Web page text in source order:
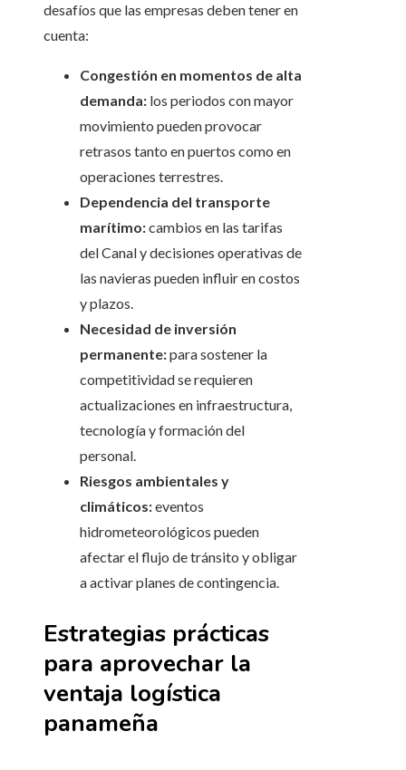
desafíos que las empresas deben tener en
cuenta:
Congestión en momentos de alta
demanda: los periodos con mayor
movimiento pueden provocar
retrasos tanto en puertos como en
operaciones terrestres.
Dependencia del transporte
marítimo:cambios en las tarifas
del Canal y decisiones operativas de
las navieras pueden influir en costos
y plazos.
Necesidad de inversión
permanente:para sostener la
competitividad se requieren
actualizaciones en infraestructura,
tecnología y formación del
personal.
Riesgos ambientales y
climáticos:eventos
hidrometeorológicos pueden
afectar el flujo de tránsito y obligar
a activar planes de contingencia.
Estrategias prácticas
para aprovechar la
ventaja logística
panameña